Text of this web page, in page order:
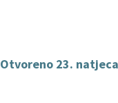
Otvoreno 23.